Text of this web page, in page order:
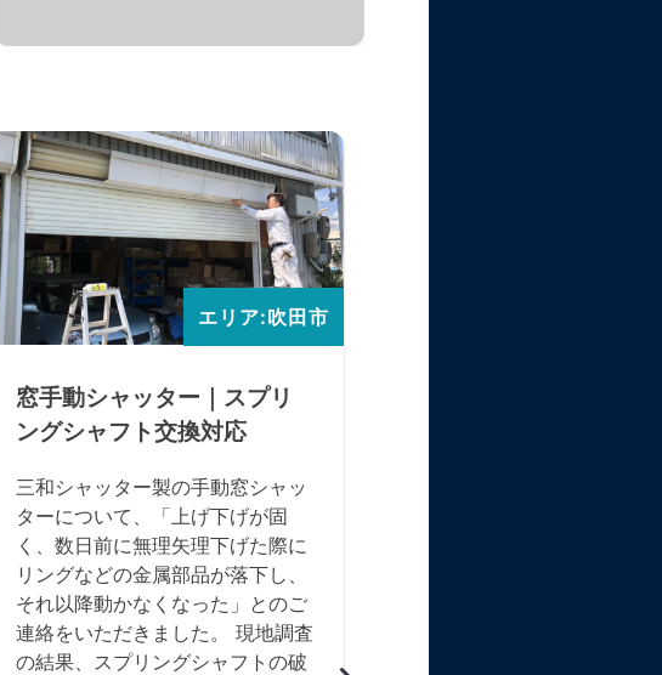
エリア:吹田市
窓手動シャッター｜スプリ
ングシャフト交換対応
三和シャッター製の手動窓シャッ
ターについて、「上げ下げが固
く、数日前に無理矢理下げた際に
リングなどの金属部品が落下し、
それ以降動かなくなった」とのご
連絡をいただきました。 現地調査
の結果、スプリングシャフトの破